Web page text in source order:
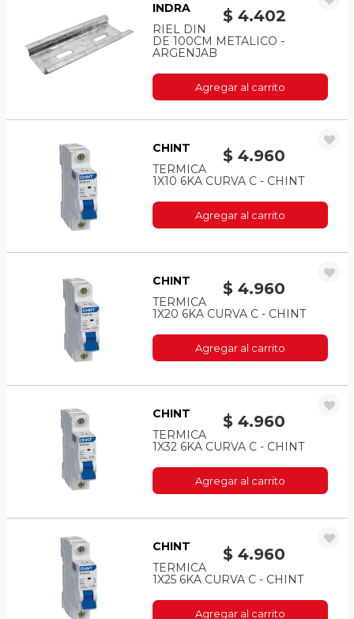
$ 4.402
INDRA
RIEL DIN
DE 100CM METALICO -
ARGENJAB
Agregar al carrito
$ 4.960
CHINT
TERMICA
1X10 6KA CURVA C - CHINT
Agregar al carrito
$ 4.960
CHINT
TERMICA
1X20 6KA CURVA C - CHINT
Agregar al carrito
$ 4.960
CHINT
TERMICA
1X32 6KA CURVA C - CHINT
Agregar al carrito
$ 4.960
CHINT
TERMICA
1X25 6KA CURVA C - CHINT
Agregar al carrito